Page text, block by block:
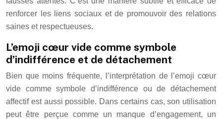
renforcer les liens sociaux et de promouvoir des relations
saines et respectueuses.
L’emoji cœur vide comme symbole
d’indifférence et de détachement
Bien que moins fréquente, l’interprétation de l’emoji cœur
vide comme symbole d’indifférence ou de détachement
affectif est aussi possible. Dans certains cas, son utilisation
peut être perçue comme un manque d’engagement, un